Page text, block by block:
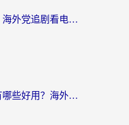
优酷视频海外能看吗？海外党追剧看电影的终极解决方案来了
闪耀暖暖国外加速器有哪些好用？海外党亲测的国服游戏加速终极指南